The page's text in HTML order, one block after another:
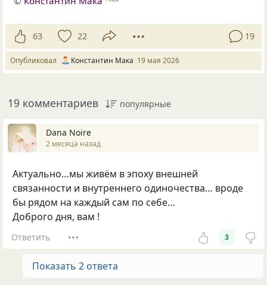
63 22 19
Опубликовал Константин Мака 19 мая 2026
19 комментариев популярные
Dana Noire
2 месяца назад
Актуально…мы живём в эпоху внешней
связанности и внутреннего одиночества… вроде
бы рядом на каждый сам по себе…
Доброго дня, вам !
Ответить 3
Показать 2 ответа